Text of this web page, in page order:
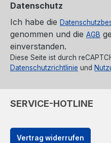
Datenschutz
Ich habe die
genommen und die AGB
einverstanden.
Diese Seite ist durch
Datenschutzrichtlinie und
SERVICE-HOTLINE
Vertrag widerrufen